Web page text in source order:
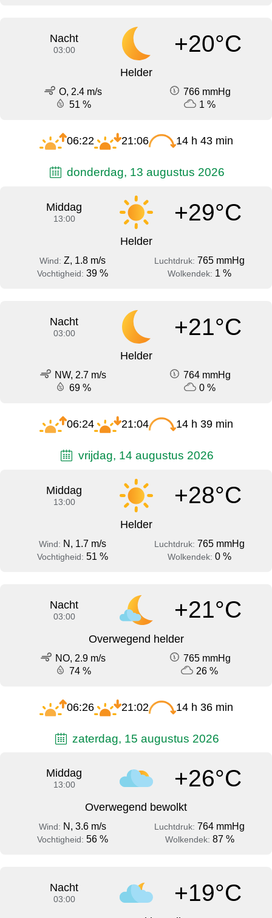
Nacht
03:00 +20°C
Helder
O, 2.4 m/s
766 mmHg
51 %
1 %
06:22 21:06 14 h 43 min
donderdag, 13 augustus 2026
Middag
13:00 +29°C
Helder
Wind: Z, 1.8 m/s Luchtdruk: 765 mmHg
Vochtigheid: 39 % Wolkendek: 1 %
Nacht
03:00 +21°C
Helder
NW, 2.7 m/s
764 mmHg
69 %
0 %
06:24 21:04 14 h 39 min
vrijdag, 14 augustus 2026
Middag
13:00 +28°C
Helder
Wind: N, 1.7 m/s Luchtdruk: 765 mmHg
Vochtigheid: 51 % Wolkendek: 0 %
Nacht
03:00 +21°C
Overwegend helder
NO, 2.9 m/s
765 mmHg
74 %
26 %
06:26 21:02 14 h 36 min
zaterdag, 15 augustus 2026
Middag
13:00 +26°C
Overwegend bewolkt
Wind: N, 3.6 m/s Luchtdruk: 764 mmHg
Vochtigheid: 56 % Wolkendek: 87 %
Nacht
03:00 +19°C